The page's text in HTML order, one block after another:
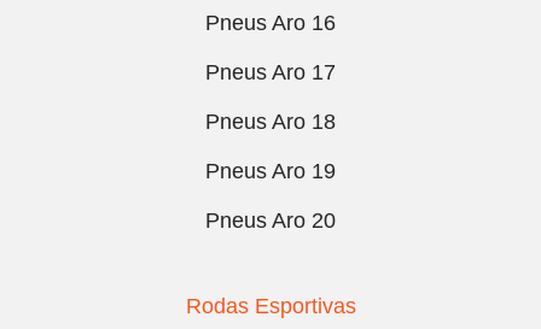
Pneus Aro 16
Pneus Aro 17
Pneus Aro 18
Pneus Aro 19
Pneus Aro 20
Rodas Esportivas